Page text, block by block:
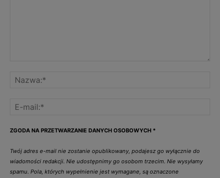
ZGODA NA PRZETWARZANIE DANYCH OSOBOWYCH *
Twój adres e-mail nie zostanie opublikowany, podajesz go wyłącznie do
wiadomości redakcji. Nie udostępnimy go osobom trzecim. Nie wysyłamy
spamu. Pola, których wypełnienie jest wymagane, są oznaczone